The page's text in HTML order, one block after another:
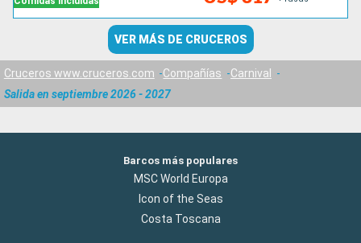
VER MÁS DE CRUCEROS
Cruceros www.cruceros.com Compañías
Carnival
Salida en septiembre 2026 - 2027
Barcos más populares
MSC World Europa
Icon of the Seas
Costa Toscana